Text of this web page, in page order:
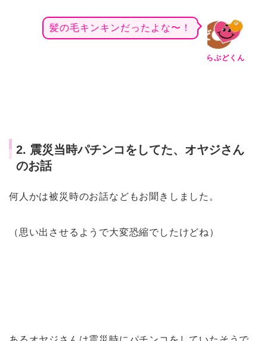
らぶどくん
髪の毛キンキンだったよな〜！
2. 震災当時パチンコをしてた、オヤジさん
のお話
何人かは被災時のお話などもお聞きしました。
（思い出させるようで大変恐縮でしたけどね）